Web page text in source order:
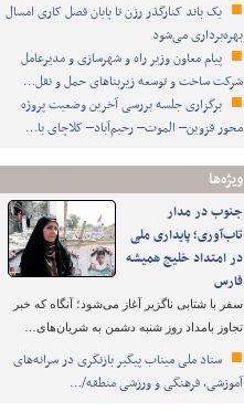
یک باند کنارگذر رزن تا پایان فصل کاری امسال
بهره‌برداری می‌شود
پیام معاون وزیر راه و شهرسازی و مدیرعامل
شرکت ساخت و توسعه زیربناهای حمل و نقل…
برگزاری جلسه بررسی آخرین وضعیت پروژه
محور قزوین– الموت– رحیم‌آباد– کلاچای با…
ویژه‌ها
جنوب در مدار
تاب‌آوری؛ پایداری ملی
در امتداد خلیج همیشه
فارس
سفر با شتابی ناگزیر آغاز می‌شود؛ آنگاه که خبر
تجاوز بامداد روز شنبه دشمن به شریان‌های…
ستاد ملی میناب پیگیر بازنگری در سرانه‌های
آموزشی، فرهنگی و ورزشی منطقه/…